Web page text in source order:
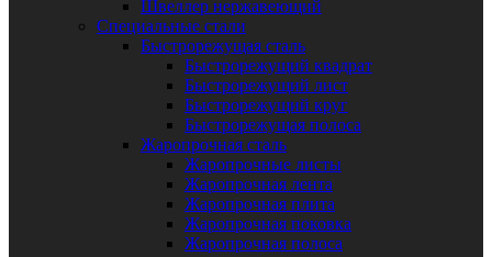
Швеллер нержавеющий
Специальные стали
Быстрорежущая сталь
Быстрорежущий квадрат
Быстрорежущий лист
Быстрорежущий круг
Быстрорежущая полоса
Жаропрочная сталь
Жаропрочные листы
Жаропрочная лента
Жаропрочная плита
Жаропрочная поковка
Жаропрочная полоса